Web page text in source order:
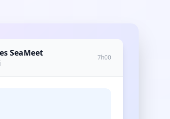
SeaMeet 7h00